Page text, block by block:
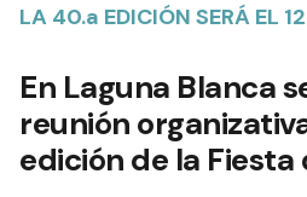
LA 40.a EDICIÓN SERÁ EL
En Laguna Blanca
reunión
edición de la Fiesta